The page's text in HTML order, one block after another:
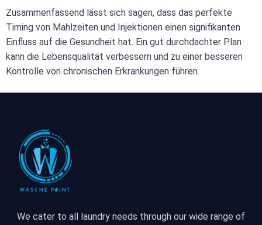
Zusammenfassend lässt sich sagen, dass das perfekte
Timing von Mahlzeiten und Injektionen einen signifikanten
Einfluss auf die Gesundheit hat. Ein gut durchdachter Plan
kann die Lebensqualität verbessern und zu einer besseren
Kontrolle von chronischen Erkrankungen führen.
We cater to all laundry needs through our wide range of